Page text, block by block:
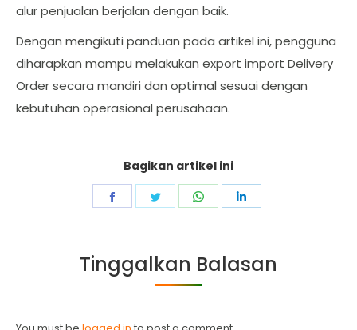
alur penjualan berjalan dengan baik.
Dengan mengikuti panduan pada artikel ini, pengguna
diharapkan mampu melakukan export import Delivery
Order secara mandiri dan optimal sesuai dengan
kebutuhan operasional perusahaan.
Bagikan artikel ini
Share
Share
Share
Tinggalkan Balasan